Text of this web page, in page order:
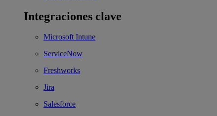
Integraciones clave
Microsoft Intune
ServiceNow
Freshworks
Jira
Salesforce